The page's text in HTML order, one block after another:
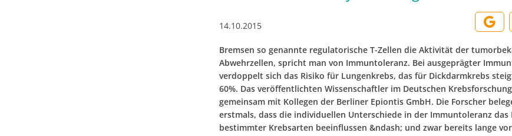
14.10.2015
Bremsen so genannte regulatorische T-Zellen die Aktivität der
Abwehrzellen, spricht man von Immuntoleranz. Bei ausgeprägter
verdoppelt sich das Risiko für Lungenkrebs, das für Dickdarmkrebs
60%. Das veröffentlichten Wissenschaftler im Deutschen
gemeinsam mit Kollegen der Berliner Epiontis GmbH. Die Forscher
erstmals, dass die individuellen Unterschiede in der Immuntoleranz das
bestimmter Krebsarten beeinflussen &ndash; und zwar bereits lange